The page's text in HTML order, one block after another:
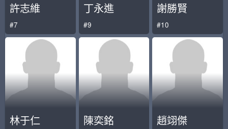
許志維
#7
丁永進
#9
謝勝賢
#10
林于仁 陳奕銘 趙翊傑